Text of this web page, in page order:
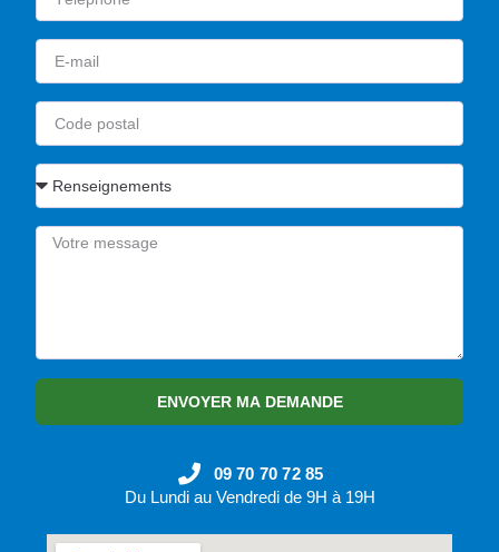
ENVOYER MA DEMANDE
09 70 70 72 85
Du Lundi au Vendredi de 9H à 19H